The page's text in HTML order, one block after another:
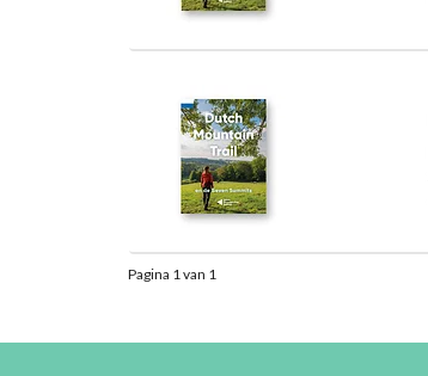
Pagina 1 van 1